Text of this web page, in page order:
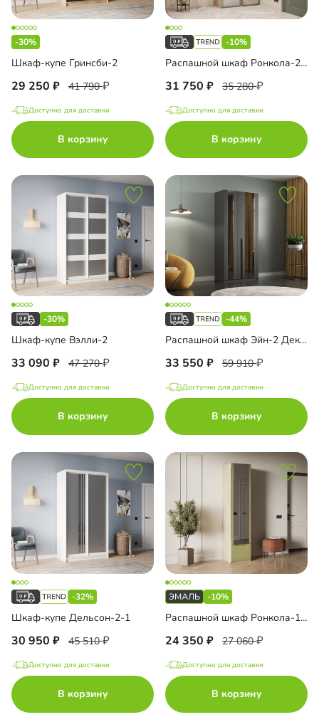
-30%
Шкаф-купе Гринсби-2
29 250 41 790
Доступно для доставки
В корзину
-10%
Распашной шкаф Ронкола-2 с зеркалом
31 750 35 280
Доступно для доставки
В корзину
-30%
Шкаф-купе Вэлли-2
33 090 47 270
Доступно для доставки
В корзину
-44%
Распашной шкаф Эйн-2 Декор 3
33 550 59 910
Доступно для доставки
В корзину
-32%
Шкаф-купе Дельсон-2-1
30 950 45 510
Доступно для доставки
В корзину
-10%
Распашной шкаф Ронкола-1.3 Эмаль с зеркалом
24 350 27 060
Доступно для доставки
В корзину